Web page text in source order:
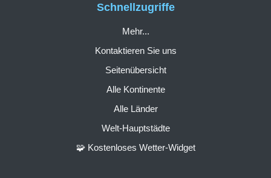
Schnellzugriffe
Mehr...
Kontaktieren Sie uns
Seitenübersicht
Alle Kontinente
Alle Länder
Welt-Hauptstädte
🧩 Kostenloses Wetter-Widget